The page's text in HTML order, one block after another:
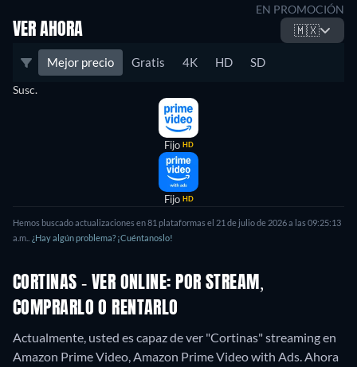
EN PROMOCIÓN
VER AHORA 🇲🇽
Mejor precio Gratis 4K HD SD
Susc.
Fijo HD
Fijo HD
Hemos buscado actualizaciones en81 plataformas el 21 de julio de 2026a las09:25:13
a.m.
¿Hay algún problema? ¡Cuéntanoslo!
CORTINAS - VER ONLINE: POR STREAM,
COMPRARLO O RENTARLO
Actualmente, usted es capaz de ver "Cortinas" streaming en
Amazon Prime Video, Amazon Prime Video with Ads.Ahora